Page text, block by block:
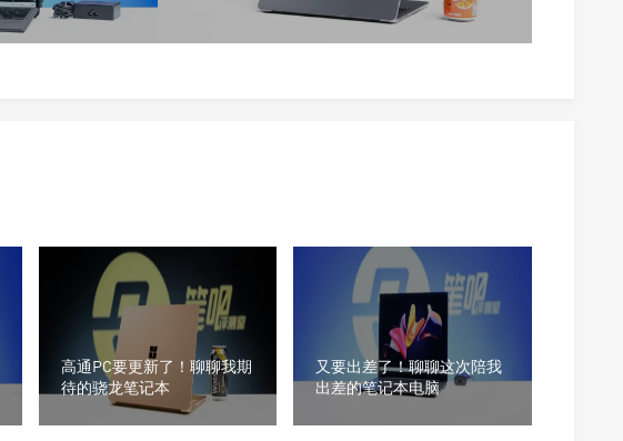
高通PC要更新了！聊聊我期
待的骁龙笔记本
又要出差了！聊聊这次陪我
出差的笔记本电脑